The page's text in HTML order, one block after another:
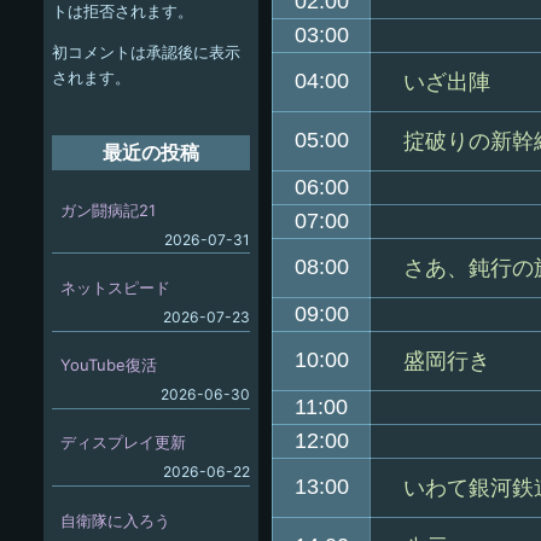
03:00
04:00
いざ出陣
05:00 掟破りの新幹
06:00
07:00
08:00
さあ、鈍行の
09:00
10:00
盛岡行き
11:00
12:00
13:00
いわて銀河鉄
トは拒否されます。
初コメントは承認後に表示
されます。
最近の投稿
ガン闘病記21
2026-07-31
ネットスピード
2026-07-23
YouTube復活
2026-06-30
ディスプレイ更新
2026-06-22
自衛隊に入ろう